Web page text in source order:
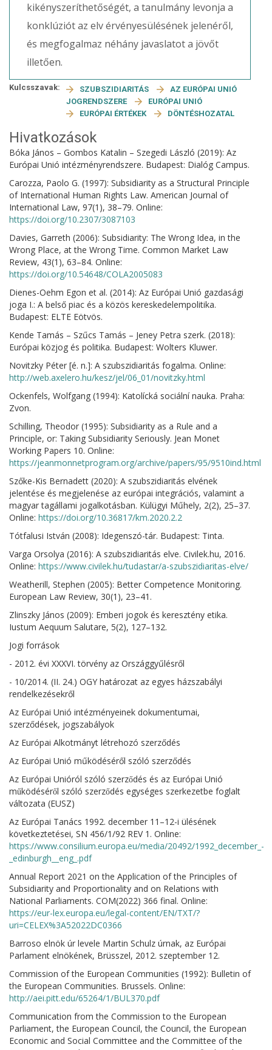
kikényszeríthetőségét, a tanulmány levonja a
konklúziót az elv érvényesülésének jelenéről,
és megfogalmaz néhány javaslatot a jövőt
illetően.
Kulcsszavak: SZUBSZIDIARITÁS
AZ EURÓPAI UNIÓ
JOGRENDSZERE
EURÓPAI UNIÓ
EURÓPAI ÉRTÉKEK
DÖNTÉSHOZATAL
Hivatkozások
Bóka János – Gombos Katalin – Szegedi László (2019): Az
Európai Unió intézményrendszere. Budapest: Dialóg Campus.
Carozza, Paolo G. (1997): Subsidiarity as a Structural Principle
of International Human Rights Law. American Journal of
International Law, 97(1), 38–79. Online:
https://doi.org/10.2307/3087103
Davies, Garreth (2006): Subsidiarity: The Wrong Idea, in the
Wrong Place, at the Wrong Time. Common Market Law
Review, 43(1), 63–84. Online:
https://doi.org/10.54648/COLA2005083
Dienes-Oehm Egon et al. (2014): Az Európai Unió gazdasági
joga I.: A belső piac és a közös kereskedelempolitika.
Budapest: ELTE Eötvös.
Kende Tamás – Szűcs Tamás – Jeney Petra szerk. (2018):
Európai közjog és politika. Budapest: Wolters Kluwer.
Novitzky Péter [é. n.]: A szubszidiaritás fogalma. Online:
http://web.axelero.hu/kesz/jel/06_01/novitzky.html
Ockenfels, Wolfgang (1994): Katolícká sociální nauka. Praha:
Zvon.
Schilling, Theodor (1995): Subsidiarity as a Rule and a
Principle, or: Taking Subsidiarity Seriously. Jean Monet
Working Papers 10. Online:
https://jeanmonnetprogram.org/archive/papers/95/9510ind.html
Szőke-Kis Bernadett (2020): A szubszidiaritás elvének
jelentése és megjelenése az európai integrációs, valamint a
magyar tagállami jogalkotásban. Külügyi Műhely, 2(2), 25–37.
Online: https://doi.org/10.36817/km.2020.2.2
Tótfalusi István (2008): Idegenszó-tár. Budapest: Tinta.
Varga Orsolya (2016): A szubszidiaritás elve. Civilek.hu, 2016.
Online: https://www.civilek.hu/tudastar/a-szubszidiaritas-elve/
Weatherill, Stephen (2005): Better Competence Monitoring.
European Law Review, 30(1), 23–41.
Zlinszky János (2009): Emberi jogok és keresztény etika.
Iustum Aequum Salutare, 5(2), 127–132.
Jogi források
- 2012. évi XXXVI. törvény az Országgyűlésről
- 10/2014. (II. 24.) OGY határozat az egyes házszabályi
rendelkezésekről
Az Európai Unió intézményeinek dokumentumai,
szerződések, jogszabályok
Az Európai Alkotmányt létrehozó szerződés
Az Európai Unió működéséről szóló szerződés
Az Európai Unióról szóló szerződés és az Európai Unió
működéséről szóló szerződés egységes szerkezetbe foglalt
változata (EUSZ)
Az Európai Tanács 1992. december 11–12-i ülésének
következtetései, SN 456/1/92 REV 1. Online:
https://www.consilium.europa.eu/media/20492/1992_december_-
_edinburgh__eng_.pdf
Annual Report 2021 on the Application of the Principles of
Subsidiarity and Proportionality and on Relations with
National Parliaments. COM(2022) 366 final. Online:
https://eur-lex.europa.eu/legal-content/EN/TXT/?
uri=CELEX%3A52022DC0366
Barroso elnök úr levele Martin Schulz úrnak, az Európai
Parlament elnökének, Brüsszel, 2012. szeptember 12.
Commission of the European Communities (1992): Bulletin of
the European Communities. Brussels. Online:
http://aei.pitt.edu/65264/1/BUL370.pdf
Communication from the Commission to the European
Parliament, the European Council, the Council, the European
Economic and Social Committee and the Committee of the